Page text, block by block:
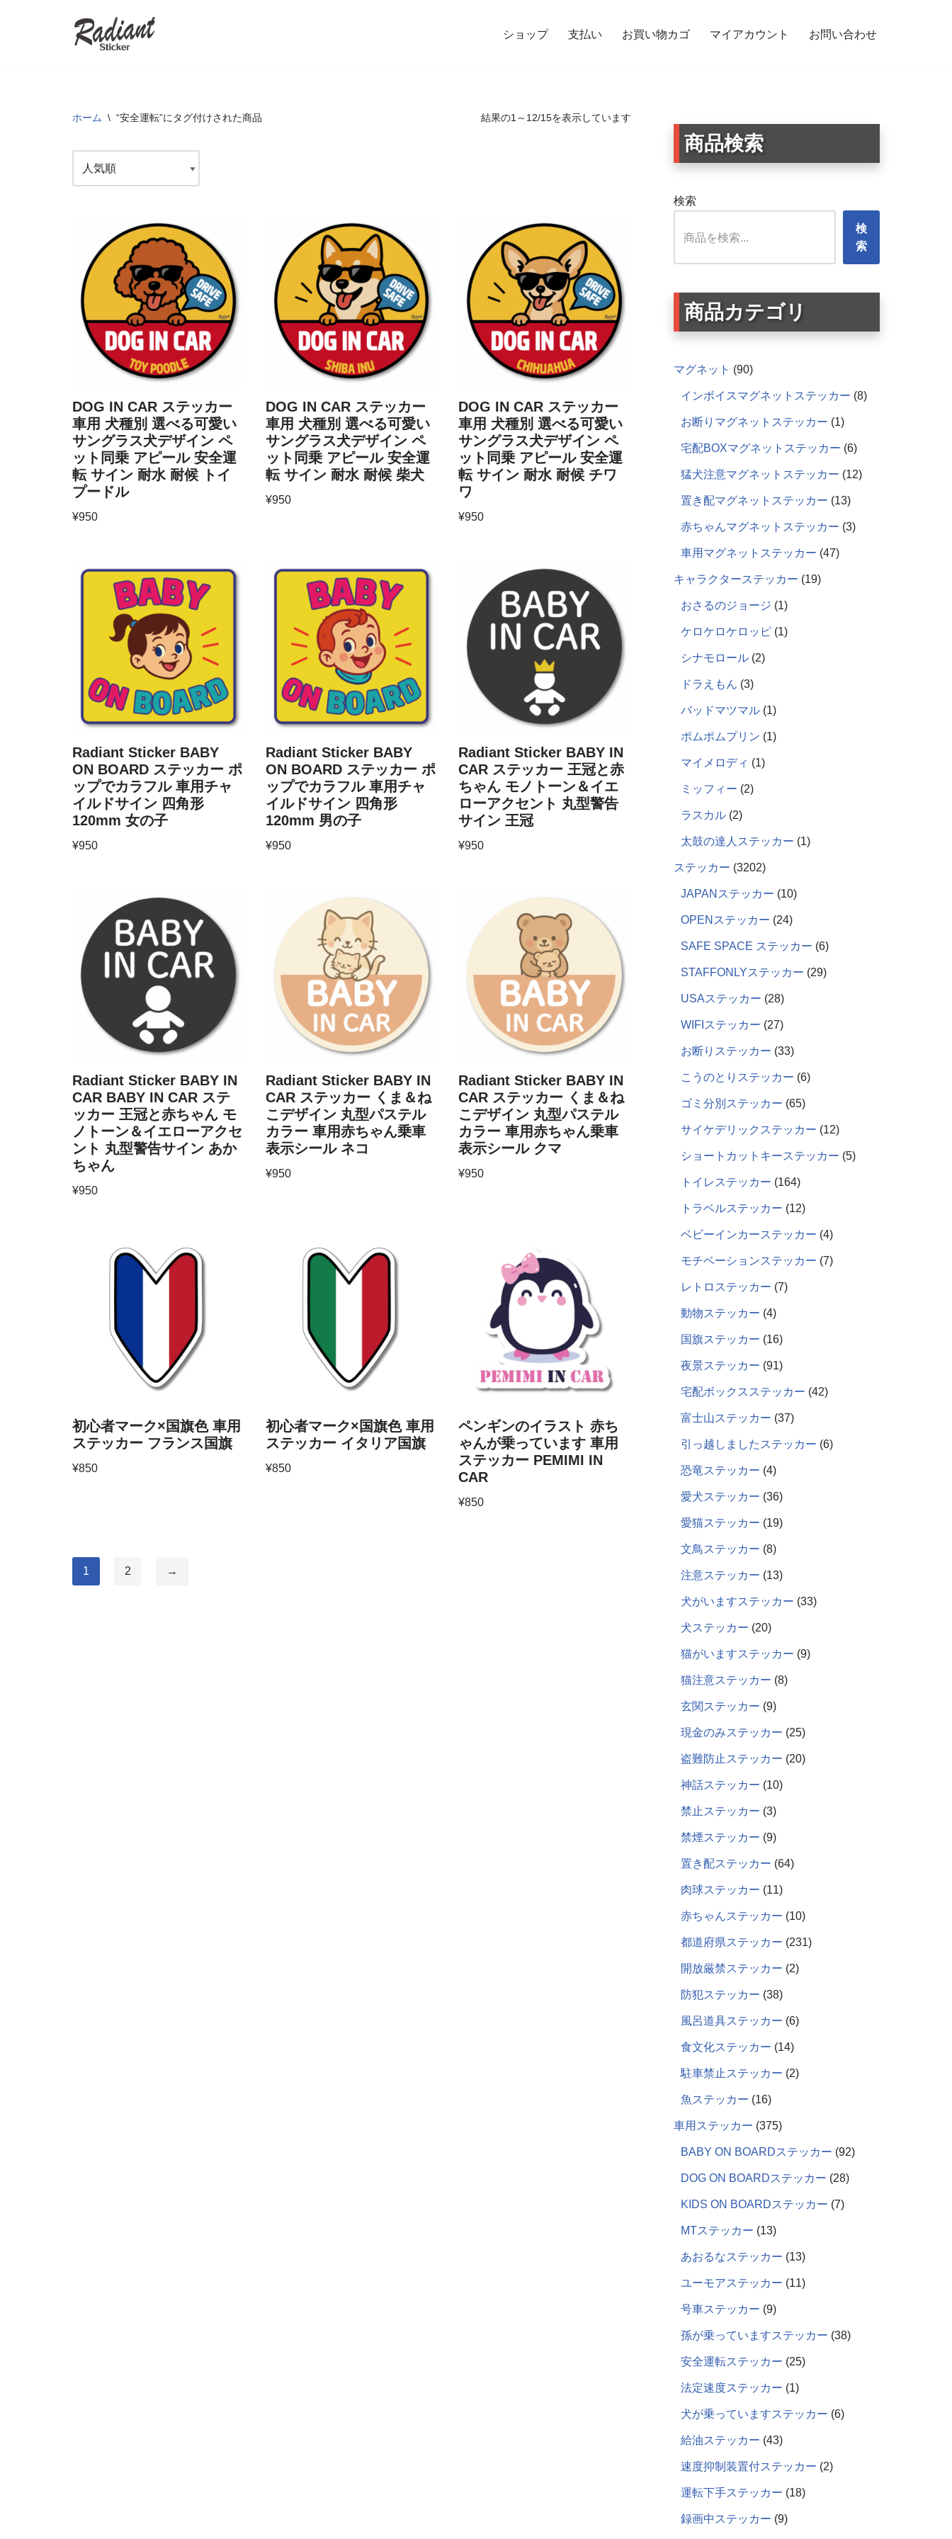
ショップ 支払い お買い物カゴ マイアカウント お問い合わせ
ホーム \ “安全運転”にタグ付けされた商品 結果の1～12/15を表示しています
DOG IN CAR ステッカー
車用 犬種別 選べる可愛い
サングラス犬デザイン ペ
ット同乗 アピール 安全運
転 サイン 耐水 耐候 トイ
プードル
¥950
DOG IN CAR ステッカー
車用 犬種別 選べる可愛い
サングラス犬デザイン ペ
ット同乗 アピール 安全運
転 サイン 耐水 耐候 柴犬
¥950
DOG IN CAR ステッカー
車用 犬種別 選べる可愛い
サングラス犬デザイン ペ
ット同乗 アピール 安全運
転 サイン 耐水 耐候 チワ
ワ
¥950
Radiant Sticker BABY
ON BOARD ステッカー ポ
ップでカラフル 車用チャ
イルドサイン 四角形
120mm 女の子
¥950
Radiant Sticker BABY
ON BOARD ステッカー ポ
ップでカラフル 車用チャ
イルドサイン 四角形
120mm 男の子
¥950
Radiant Sticker BABY IN
CAR ステッカー 王冠と赤
ちゃん モノトーン＆イエ
ローアクセント 丸型警告
サイン 王冠
¥950
Radiant Sticker BABY IN
CAR BABY IN CAR ステ
ッカー 王冠と赤ちゃん モ
ノトーン＆イエローアクセ
ント 丸型警告サイン あか
ちゃん
¥950
Radiant Sticker BABY IN
CAR ステッカー くま＆ね
こデザイン 丸型パステル
カラー 車用赤ちゃん乗車
表示シール ネコ
¥950
Radiant Sticker BABY IN
CAR ステッカー くま＆ね
こデザイン 丸型パステル
カラー 車用赤ちゃん乗車
表示シール クマ
¥950
初心者マーク×国旗色 車用
ステッカー フランス国旗
¥850
初心者マーク×国旗色 車用
ステッカー イタリア国旗
¥850
ペンギンのイラスト 赤ち
ゃんが乗っています 車用
ステッカー PEMIMI IN
CAR
¥850
1 2 →
商品検索
検索
検
索
商品カテゴリ
マグネット 90
インボイスマグネットステッカー 8
お断りマグネットステッカー 1
宅配BOXマグネットステッカー 6
猛犬注意マグネットステッカー 12
置き配マグネットステッカー 13
赤ちゃんマグネットステッカー 3
車用マグネットステッカー 47
キャラクターステッカー 19
おさるのジョージ 1
ケロケロケロッピ 1
シナモロール 2
ドラえもん 3
バッドマツマル 1
ポムポムプリン 1
マイメロディ 1
ミッフィー 2
ラスカル 2
太鼓の達人ステッカー 1
ステッカー 3202
JAPANステッカー 10
OPENステッカー 24
SAFE SPACE ステッカー 6
STAFFONLYステッカー 29
USAステッカー 28
WIFIステッカー 27
お断りステッカー 33
こうのとりステッカー 6
ゴミ分別ステッカー 65
サイケデリックステッカー 12
ショートカットキーステッカー 5
トイレステッカー 164
トラベルステッカー 12
ベビーインカーステッカー 4
モチベーションステッカー 7
レトロステッカー 7
動物ステッカー 4
国旗ステッカー 16
夜景ステッカー 91
宅配ボックスステッカー 42
富士山ステッカー 37
引っ越しましたステッカー 6
恐竜ステッカー 4
愛犬ステッカー 36
愛猫ステッカー 19
文鳥ステッカー 8
注意ステッカー 13
犬がいますステッカー 33
犬ステッカー 20
猫がいますステッカー 9
猫注意ステッカー 8
玄関ステッカー 9
現金のみステッカー 25
盗難防止ステッカー 20
神話ステッカー 10
禁止ステッカー 3
禁煙ステッカー 9
置き配ステッカー 64
肉球ステッカー 11
赤ちゃんステッカー 10
都道府県ステッカー 231
開放厳禁ステッカー 2
防犯ステッカー 38
風呂道具ステッカー 6
食文化ステッカー 14
駐車禁止ステッカー 2
魚ステッカー 16
車用ステッカー 375
BABY ON BOARDステッカー 92
DOG ON BOARDステッカー 28
KIDS ON BOARDステッカー 7
MTステッカー 13
あおるなステッカー 13
ユーモアステッカー 11
号車ステッカー 9
孫が乗っていますステッカー 38
安全運転ステッカー 25
法定速度ステッカー 1
犬が乗っていますステッカー 6
給油ステッカー 43
速度抑制装置付ステッカー 2
運転下手ステッカー 18
録画中ステッカー 9